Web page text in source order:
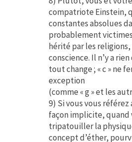
compatriote Einstein,
constantes absolues
probablement
hérité par les
conscience. Il n’y a
tout change ; « c » ne
exception
(comme « g » et les
9) Si vous vous
façon implicite, quand
tripatouiller la
concept d’éther,